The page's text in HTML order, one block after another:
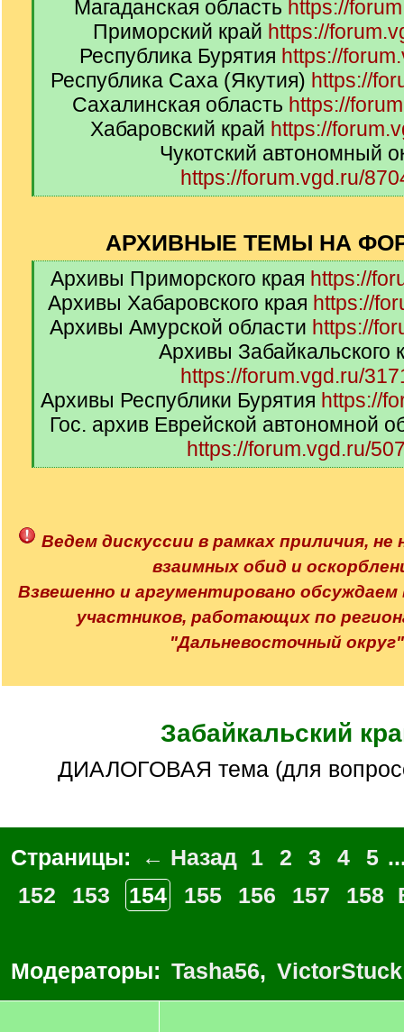
Магаданская область https://
Приморский край https://
Республика Бурятия https://
Республика Саха (Якутия) https://
Сахалинская область https://
Хабаровский край https://
Чукотский автономный
https://forum.vgd.ru/
[
АРХИВНЫЕ ТЕМЫ НА
Архивы Приморского края https://
Архивы Хабаровского края https://
Архивы Амурской области https://
Архивы Забайкальского
https://forum.vgd.ru/
Архивы Республики Бурятия https://
Гос. архив Еврейской автономной
https://forum.vgd.ru/
[
Ведем дискуссии в рамках приличия, не
взаимных обид и
Взвешенно и аргументировано
участников, работающих по
"Дальневосточный
Забайкальский
ДИАЛОГОВАЯ тема (для
Страницы: ← Назад 1 2 3 4 5
152
153 154 155 156 157 158
Модераторы: Tasha56, VictorStuck